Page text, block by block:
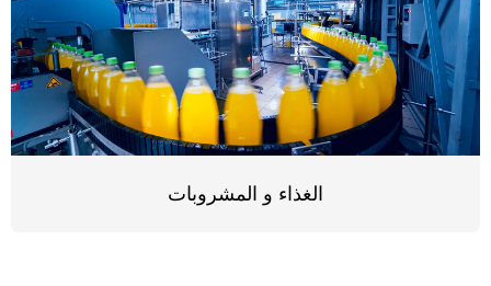
الغذاء و المشروبات